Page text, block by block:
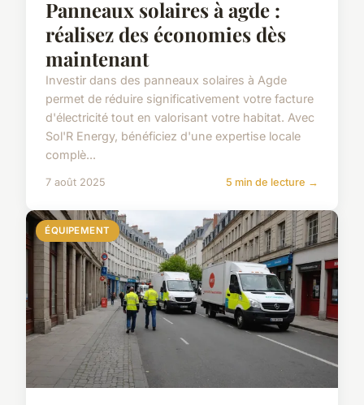
Panneaux solaires à agde :
réalisez des économies dès
maintenant
Investir dans des panneaux solaires à Agde
permet de réduire significativement votre facture
d'électricité tout en valorisant votre habitat. Avec
Sol'R Energy, bénéficiez d'une expertise locale
complè...
7 août 2025 5 min de lecture →
ÉQUIPEMENT